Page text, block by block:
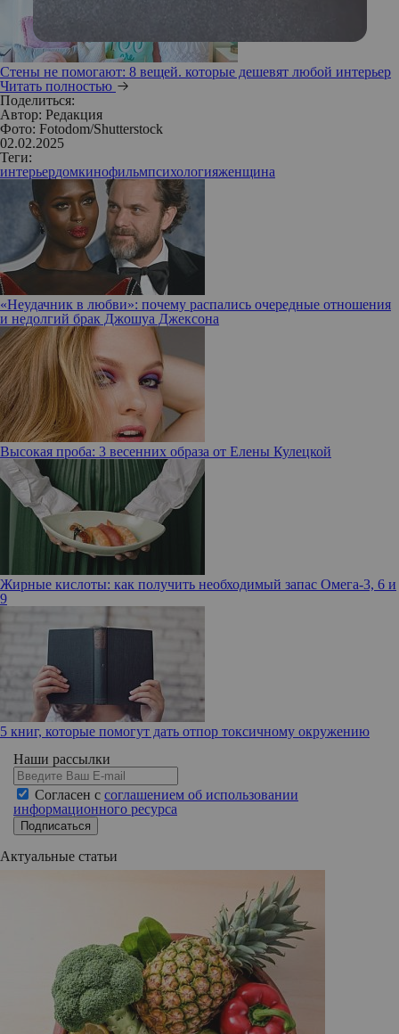
Стены не помогают: 8 вещей. которые дешевят любой интерьер
Читать полностью
Поделиться:
Автор: Редакция
Фото: Fotodom/Shutterstock
02.02.2025
Теги:
интерьердомкинофильмпсихологияженщина
«Неудачник в любви»: почему распались очередные отношения
и недолгий брак Джошуа Джексона
Высокая проба: 3 весенних образа от Елены Кулецкой
Жирные кислоты: как получить необходимый запас Омега-3, 6 и
9
5 книг, которые помогут дать отпор токсичному окружению
Наши рассылки
Согласен с соглашением об использовании
информационного ресурса
Подписаться
Актуальные статьи